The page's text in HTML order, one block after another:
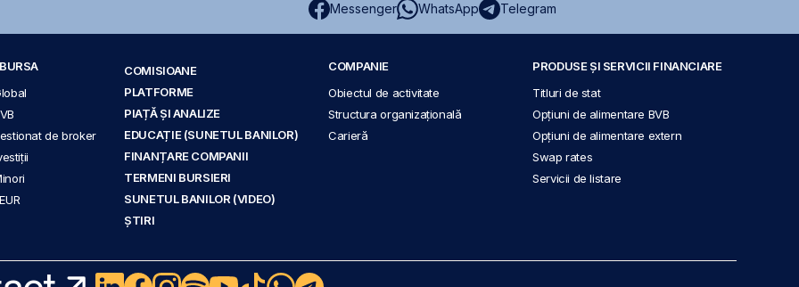
Messenger WhatsApp Telegram
de broker
COMISIOANE
PLATFORME
PIAȚĂ ȘI ANALIZE
EDUCAȚIE (SUNETUL BANILOR)
FINANȚARE COMPANII
TERMENI BURSIERI
SUNETUL BANILOR (VIDEO)
ȘTIRI
COMPANIE
Obiectul de activitate
Structura organizațională
Carieră
PRODUSE ȘI SERVICII FINANCIARE
Titluri de stat
Opțiuni de alimentare BVB
Opțiuni de alimentare extern
Swap rates
Servicii de listare